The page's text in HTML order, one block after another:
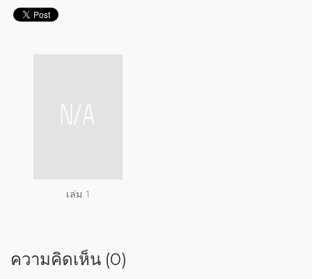
เล่ม 1
ความคิดเห็น (0)